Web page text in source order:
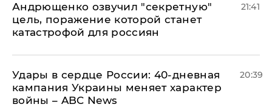
Андрющенко озвучил "секретную"
цель, поражение которой станет
катастрофой для россиян
21:41
Удары в сердце России: 40-дневная
кампания Украины меняет характер
войны – ABC News
20:39